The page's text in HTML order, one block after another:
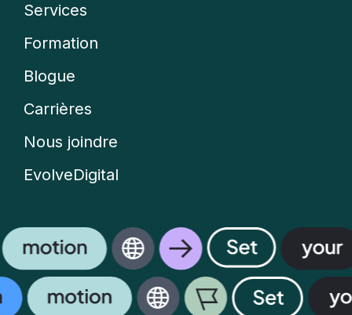
Company
menu
Services
Formation
Blogue
Carrières
Nous joindre
EvolveDigital